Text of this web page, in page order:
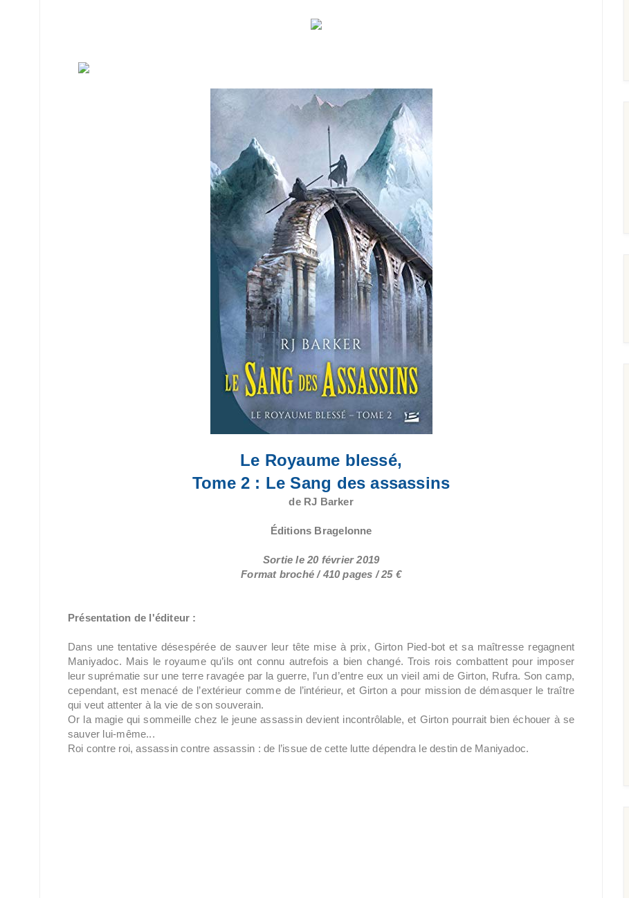
Le Royaume blessé,
Tome 2 : Le Sang des assassins
de RJ Barker
Éditions Bragelonne
Sortie le 20 février 2019
Format broché / 410 pages / 25 €
Présentation de l'éditeur :
Dans une tentative désespérée de sauver leur tête mise à prix, Girton Pied-bot et sa maîtresse regagnent
Maniyadoc. Mais le royaume qu’ils ont connu autrefois a bien changé. Trois rois combattent pour imposer
leur suprématie sur une terre ravagée par la guerre, l’un d’entre eux un vieil ami de Girton, Rufra. Son camp,
cependant, est menacé de l’extérieur comme de l’intérieur, et Girton a pour mission de démasquer le traître
qui veut attenter à la vie de son souverain.
Or la magie qui sommeille chez le jeune assassin devient incontrôlable, et Girton pourrait bien échouer à se
sauver lui-même...
Roi contre roi, assassin contre assassin : de l’issue de cette lutte dépendra le destin de Maniyadoc.